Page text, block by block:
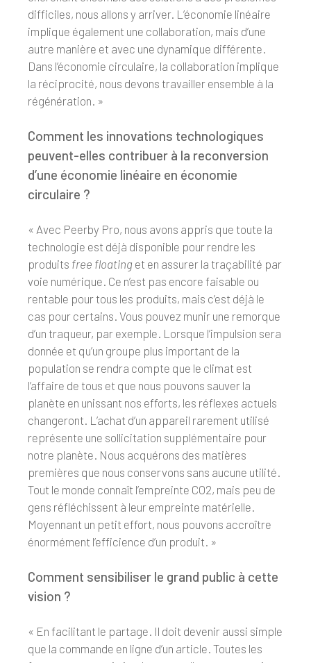
difficiles, nous allons y arriver. L’économie linéaire
implique également une collaboration, mais d’une
autre manière et avec une dynamique différente.
Dans l’économie circulaire, la collaboration implique
la réciprocité, nous devons travailler ensemble à la
régénération. »
Comment les innovations technologiques
peuvent-elles contribuer à la reconversion
d’une économie linéaire en économie
circulaire ?
« Avec Peerby Pro, nous avons appris que toute la
technologie est déjà disponible pour rendre les
produits free floating et en assurer la traçabilité par
voie numérique. Ce n’est pas encore faisable ou
rentable pour tous les produits, mais c’est déjà le
cas pour certains. Vous pouvez munir une remorque
d’un traqueur, par exemple. Lorsque l’impulsion sera
donnée et qu’un groupe plus important de la
population se rendra compte que le climat est
l’affaire de tous et que nous pouvons sauver la
planète en unissant nos efforts, les réflexes actuels
changeront. L’achat d’un appareil rarement utilisé
représente une sollicitation supplémentaire pour
notre planète. Nous acquérons des matières
premières que nous conservons sans aucune utilité.
Tout le monde connaît l’empreinte CO2, mais peu de
gens réfléchissent à leur empreinte matérielle.
Moyennant un petit effort, nous pouvons accroître
énormément l’efficience d’un produit. »
Comment sensibiliser le grand public à cette
vision ?
« En facilitant le partage. Il doit devenir aussi simple
que la commande en ligne d’un article. Toutes les